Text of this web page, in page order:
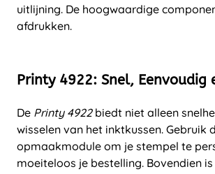
uitlijning. De hoogwaardige
afdrukken.
Printy 4922: Snel, Eenvoudig
De Printy 4922biedt niet alleen
wisselen van het inktkussen. Gebruik
opmaakmodule om je stempel te
moeiteloos je bestelling. Bovendien